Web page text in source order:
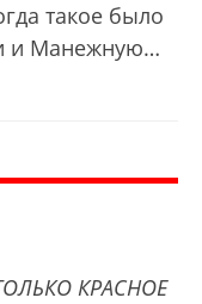
такое было
и Манежную…
КРАСНОЕ